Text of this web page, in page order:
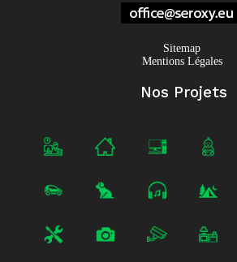
Sitemap
Mentions Légales
Nos Projets